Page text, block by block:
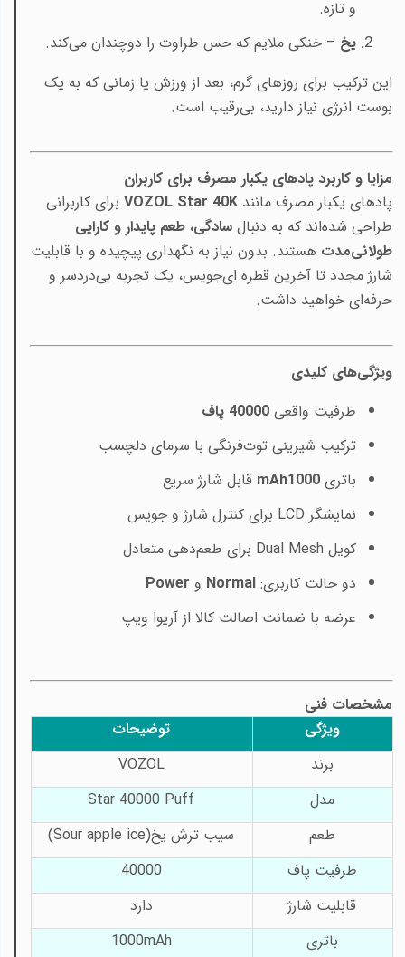
و تازه.
یخ – خنکی ملایم که حس طراوت را دوچندان می‌کند.
این ترکیب برای روزهای گرم، بعد از ورزش یا زمانی که به یک
بوست انرژی نیاز دارید، بی‌رقیب است.
مزایا و کاربرد پادهای یکبار مصرف برای کاربران
پادهای یکبار مصرف مانند VOZOL Star 40Kبرای کاربرانی
طراحی شده‌اند که به دنبال سادگی، طعم پایدار و کارایی
طولانی‌مدت هستند. بدون نیاز به نگهداری پیچیده و با قابلیت
شارژ مجدد تا آخرین قطره ای‌جویس، یک تجربه بی‌دردسر و
حرفه‌ای خواهید داشت.
ویژگی‌های کلیدی
ظرفیت واقعی 40000 پاف
ترکیب شیرینی توت‌فرنگی با سرمای دلچسب
باتری 1000
mAh قابل شارژ سریع
نمایشگر LCD برای کنترل شارژ و جویس
کویل Dual Mesh برای طعم‌دهی متعادل
دو حالت کاربری: Normal و Power
عرضه با ضمانت اصالت کالا از آریوا ویپ
مشخصات فنی
ویژگی
توضیحات
برند
VOZOL
مدل
Star 40000 Puff
طعم
سیب ترش یخ(Sour apple ice)
ظرفیت پاف
40000
قابلیت شارژ
دارد
باتری
1000mAh